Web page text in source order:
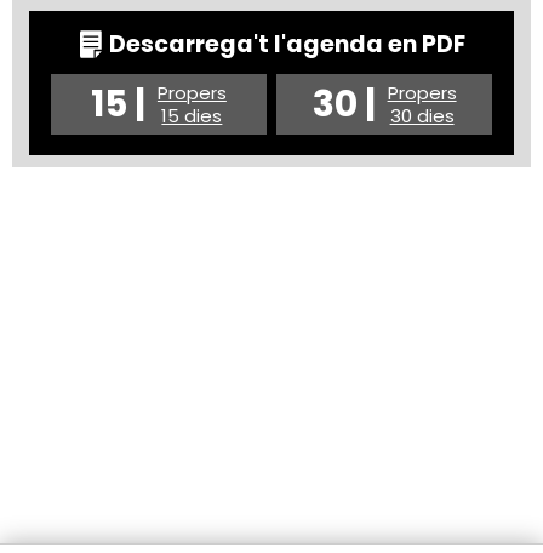
Descarrega't l'agenda en PDF
15 | Propers
15 dies
30 | Propers
30 dies